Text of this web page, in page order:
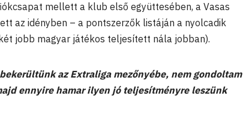
mellett a klub első együttesében, a Vasas
az idényben – a pontszerzők listáján a nyolcadik
jobb magyar játékos teljesített nála jobban).
az Extraliga mezőnyébe, nem gondoltam
ennyire hamar ilyen jó teljesítményre leszünk